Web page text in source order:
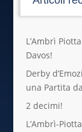
L’Ambrì
Davos!
Derby
una Partita
2 decimi!
L’Ambrì-